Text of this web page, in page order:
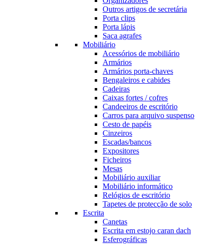
Outros artigos de secretária
Porta clips
Porta lápis
Saca agrafes
Mobiliário
Acessórios de mobiliário
Armários
Armários porta-chaves
Bengaleiros e cabides
Cadeiras
Caixas fortes / cofres
Candeeiros de escritório
Carros para arquivo suspenso
Cesto de papéis
Cinzeiros
Escadas/bancos
Expositores
Ficheiros
Mesas
Mobiliário auxiliar
Mobiliário informático
Relógios de escritório
Tapetes de protecção de solo
Escrita
Canetas
Escrita em estojo caran dach
Esferográficas